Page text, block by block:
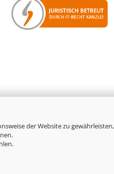
der Website zu
© 2026